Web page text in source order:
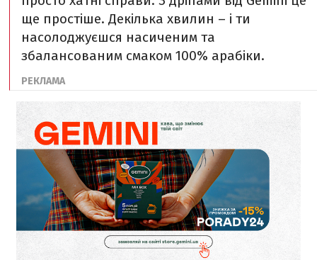
ще простіше. Декілька хвилин – і ти
насолоджуєшся насиченим та
збалансованим смаком 100% арабіки.